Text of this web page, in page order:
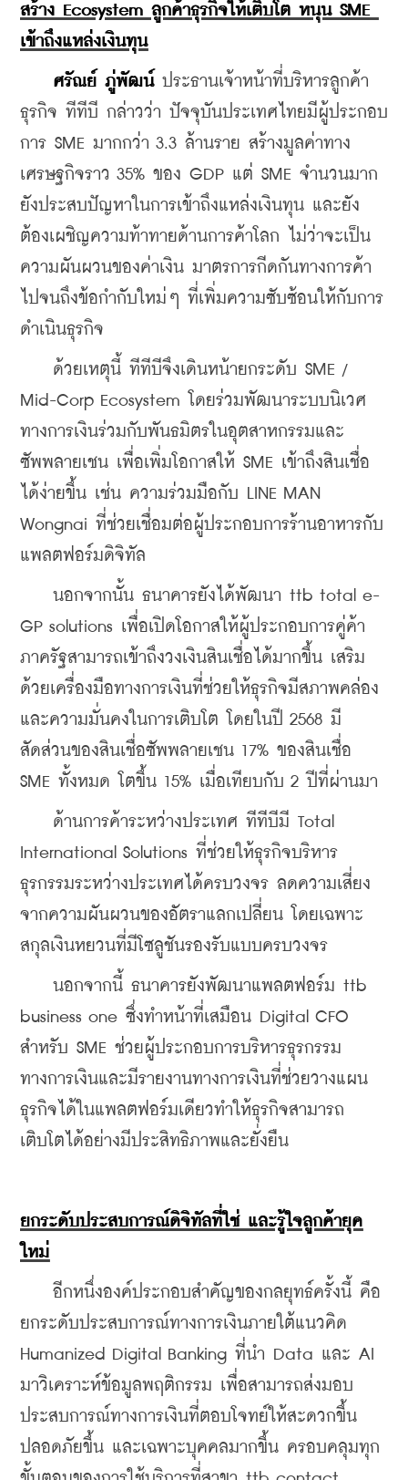
สร้าง Ecosystem ลูกค้าธุรกิจให้เติบโต หนุน SME
เข้าถึงแหล่งเงินทุน
ศรัณย์ ภู่พัฒน์ ประธานเจ้าหน้าที่บริหารลูกค้า
ธุรกิจ ทีทีบี กล่าวว่า ปัจจุบันประเทศไทยมีผู้ประกอบ
การ SME มากกว่า 3.3 ล้านราย สร้างมูลค่าทาง
เศรษฐกิจราว 35% ของ GDP แต่ SME จำนวนมาก
ยังประสบปัญหาในการเข้าถึงแหล่งเงินทุน และยัง
ต้องเผชิญความท้าทายด้านการค้าโลก ไม่ว่าจะเป็น
ความผันผวนของค่าเงิน มาตรการกีดกันทางการค้า
ไปจนถึงข้อกำกับใหม่ๆ ที่เพิ่มความซับซ้อนให้กับการ
ดำเนินธุรกิจ
ด้วยเหตุนี้ ทีทีบีจึงเดินหน้ายกระดับ SME /
Mid-Corp Ecosystem โดยร่วมพัฒนาระบบนิเวศ
ทางการเงินร่วมกับพันธมิตรในอุตสาหกรรมและ
ซัพพลายเชน เพื่อเพิ่มโอกาสให้ SME เข้าถึงสินเชื่อ
ได้ง่ายขึ้น เช่น ความร่วมมือกับ LINE MAN
Wongnai ที่ช่วยเชื่อมต่อผู้ประกอบการร้านอาหารกับ
แพลตฟอร์มดิจิทัล
นอกจากนั้น ธนาคารยังได้พัฒนา ttb total e-
GP solutions เพื่อเปิดโอกาสให้ผู้ประกอบการคู่ค้า
ภาครัฐสามารถเข้าถึงวงเงินสินเชื่อได้มากขึ้น เสริม
ด้วยเครื่องมือทางการเงินที่ช่วยให้ธุรกิจมีสภาพคล่อง
และความมั่นคงในการเติบโต โดยในปี 2568 มี
สัดส่วนของสินเชื่อซัพพลายเชน 17% ของสินเชื่อ
SME ทั้งหมด โตขึ้น 15% เมื่อเทียบกับ 2 ปีที่ผ่านมา
ด้านการค้าระหว่างประเทศ ทีทีบีมี Total
International Solutions ที่ช่วยให้ธุรกิจบริหาร
ธุรกรรมระหว่างประเทศได้ครบวงจร ลดความเสี่ยง
จากความผันผวนของอัตราแลกเปลี่ยน โดยเฉพาะ
สกุลเงินหยวนที่มีโซลูชันรองรับแบบครบวงจร
นอกจากนี้ ธนาคารยังพัฒนาแพลตฟอร์ม ttb
business one ซึ่งทำหน้าที่เสมือน Digital CFO
สำหรับ SME ช่วยผู้ประกอบการบริหารธุรกรรม
ทางการเงินและมีรายงานทางการเงินที่ช่วยวางแผน
ธุรกิจได้ในแพลตฟอร์มเดียวทำให้ธุรกิจสามารถ
เติบโตได้อย่างมีประสิทธิภาพและยั่งยืน
ยกระดับประสบการณ์ดิจิทัลที่ใช่ และรู้ใจลูกค้ายุค
ใหม่
อีกหนึ่งองค์ประกอบสำคัญของกลยุทธ์ครั้งนี้ คือ
ยกระดับประสบการณ์ทางการเงินภายใต้แนวคิด
Humanized Digital Banking ที่นำ Data และ AI
มาวิเคราะห์ข้อมูลพฤติกรรม เพื่อสามารถส่งมอบ
ประสบการณ์ทางการเงินที่ตอบโจทย์ให้สะดวกขึ้น
ปลอดภัยขึ้น และเฉพาะบุคคลมากขึ้น ครอบคลุมทุก